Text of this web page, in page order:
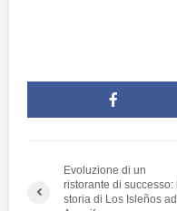
Evoluzione di un
ristorante di successo:
storia di Los Isleños ad